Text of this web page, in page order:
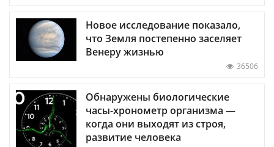
Новое исследование показало,
что Земля постепенно заселяет
Венеру жизнью
36506
Обнаружены биологические
часы-хронометр организма —
когда они выходят из строя,
развитие человека